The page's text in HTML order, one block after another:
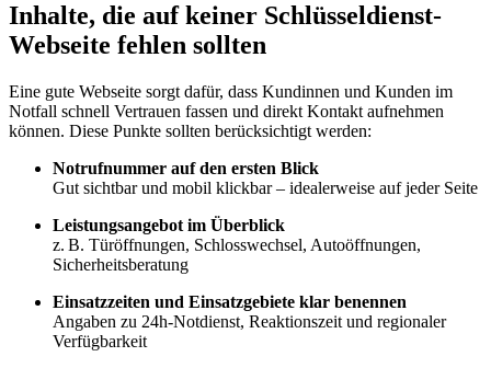
Inhalte, die auf keiner Schlüsseldienst-
Webseite fehlen sollten
Eine gute Webseite sorgt dafür, dass Kundinnen und Kunden im
Notfall schnell Vertrauen fassen und direkt Kontakt aufnehmen
können. Diese Punkte sollten berücksichtigt werden:
Notrufnummer auf den ersten Blick
Gut sichtbar und mobil klickbar – idealerweise auf jeder Seite
Leistungsangebot im Überblick
z. B. Türöffnungen, Schlosswechsel, Autoöffnungen,
Sicherheitsberatung
Einsatzzeiten und Einsatzgebiete klar benennen
Angaben zu 24h-Notdienst, Reaktionszeit und regionaler
Verfügbarkeit